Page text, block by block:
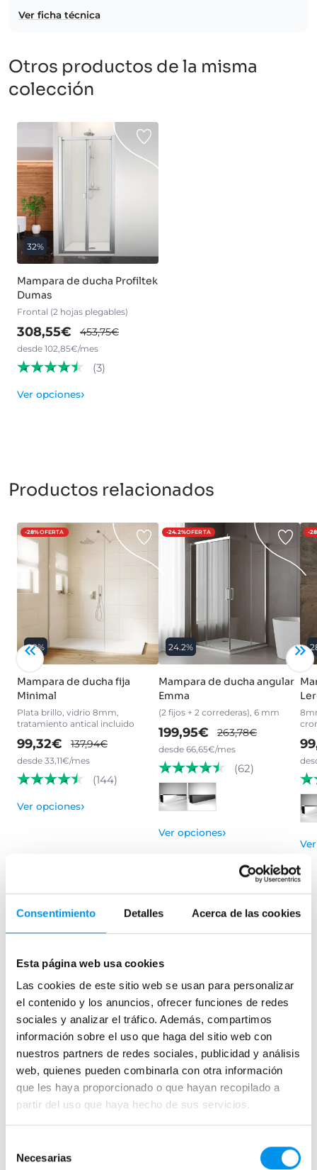
Consentimiento Detalles Acerca de las cookies
Esta página web usa cookies
Las cookies de este sitio web se usan para personalizar
el contenido y los anuncios, ofrecer funciones de redes
sociales y analizar el tráfico. Además, compartimos
información sobre el uso que haga del sitio web con
nuestros partners de redes sociales, publicidad y análisis
web, quienes pueden combinarla con otra información
que les haya proporcionado o que hayan recopilado a
partir del uso que haya hecho de sus servicios.
Necesarias
Ver ficha técnica
Otros productos de la misma
colección
32%
Mampara de ducha Profiltek
Dumas
Frontal (2 hojas plegables)
308,55€ 453,75€
desde 102,85€/mes
(3)
Ver opciones›
Productos relacionados
-28%OFERTA
28%
Mampara de ducha fija
Minimal
Plata brillo, vidrio 8mm,
tratamiento antical incluido
99,32€ 137,94€
desde 33,11€/mes
(144)
Ver opciones›
-24.2%OFERTA
24.2%
Mampara de ducha angular
Emma
(2 fijos + 2 correderas), 6 mm
199,95€ 263,78€
desde 66,65€/mes
(62)
Ver opciones›
-
Hojas o biombos de bañera
Mamparas de bañera abatibles
Mamparas de bañera correderas
Mamparas de bañera sin perfilería
Plegables
Mamparas de ducha
Mamparas rectangulares